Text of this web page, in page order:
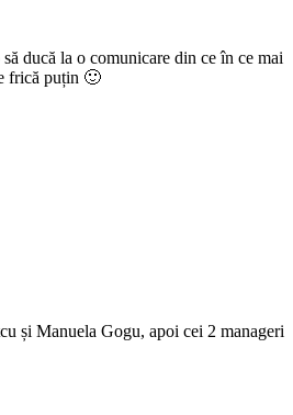
ducă la o comunicare din ce în ce mai
frică puțin 🙂
și Manuela Gogu, apoi cei 2 manageri